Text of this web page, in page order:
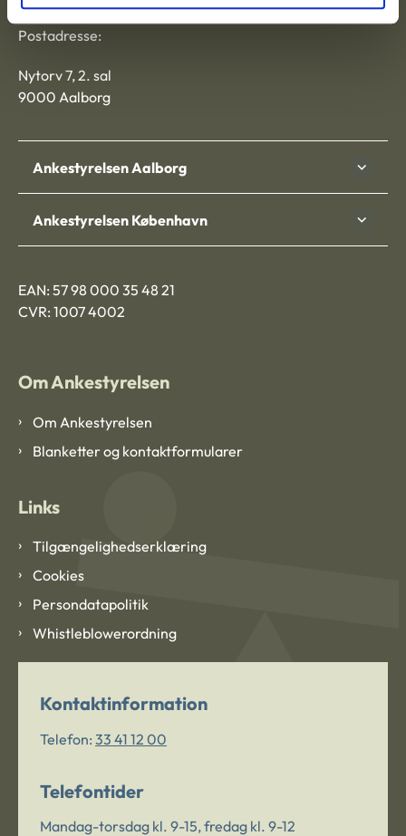
Postadresse:
Nytorv 7, 2. sal
9000 Aalborg
Ankestyrelsen Aalborg
Ankestyrelsen København
EAN: 57 98 000 35 48 21
CVR: 1007 4002
Om Ankestyrelsen
Om Ankestyrelsen
Blanketter og kontaktformularer
Links
Tilgængelighedserklæring
Cookies
Persondatapolitik
Whistleblowerordning
Kontaktinformation
Telefon: 33 41 12 00
Telefontider
Mandag-torsdag kl. 9-15, fredag kl. 9-12